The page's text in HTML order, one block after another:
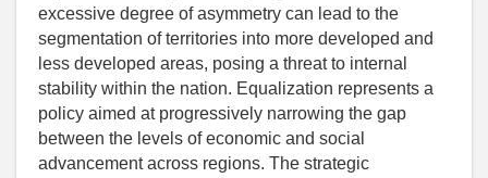
excessive degree of asymmetry can lead to the
segmentation of territories into more developed and
less developed areas, posing a threat to internal
stability within the nation. Equalization represents a
policy aimed at progressively narrowing the gap
between the levels of economic and social
advancement across regions. The strategic